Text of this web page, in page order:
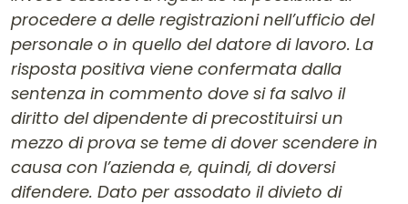
procedere a delle registrazioni nell’ufficio del
personale o in quello del datore di lavoro. La
risposta positiva viene confermata dalla
sentenza in commento dove si fa salvo il
diritto del dipendente di precostituirsi un
mezzo di prova se teme di dover scendere in
causa con l’azienda e, quindi, di doversi
difendere. Dato per assodato il divieto di